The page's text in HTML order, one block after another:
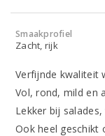
Smaakprofiel
Zacht, rijk
Verfijnde kwaliteit
Vol, rond, mild en
Lekker bij
Ook heel geschikt